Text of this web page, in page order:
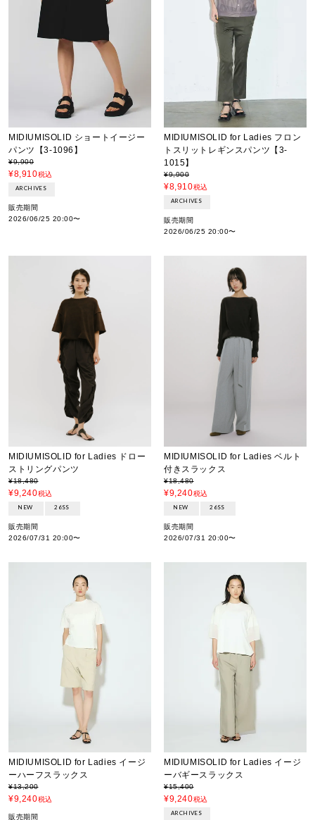
MIDIUMISOLID ショートイージー
パンツ【3-1096】
¥9,900
¥8,910税込
ARCHIVES
販売期間
2026/06/25 20:00〜
MIDIUMISOLID for Ladies フロン
トスリットレギンスパンツ【3-
1015】
¥9,900
¥8,910税込
ARCHIVES
販売期間
2026/06/25 20:00〜
MIDIUMISOLID for Ladies ドロー
ストリングパンツ
¥18,480
¥9,240税込
NEW 26SS
販売期間
2026/07/31 20:00〜
MIDIUMISOLID for Ladies ベルト
付きスラックス
¥18,480
¥9,240税込
NEW 26SS
販売期間
2026/07/31 20:00〜
MIDIUMISOLID for Ladies イージ
ーハーフスラックス
¥13,200
¥9,240税込
販売期間
MIDIUMISOLID for Ladies イージ
ーバギースラックス
¥15,400
¥9,240税込
ARCHIVES